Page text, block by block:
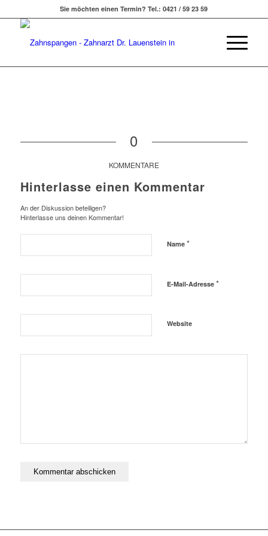
Sie möchten einen Termin? Tel.: 0421 / 59 23 59
0
KOMMENTARE
Hinterlasse einen Kommentar
An der Diskussion beteiligen?
Hinterlasse uns deinen Kommentar!
Name *
E-Mail-Adresse *
Website